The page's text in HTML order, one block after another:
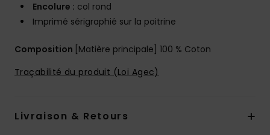
Encolure : col rond
Imprimé sérigraphié sur la poitrine
Composition [Matière principale] 100 % Coton
Traçabilité du produit (Loi Agec)
Livraison & Retours